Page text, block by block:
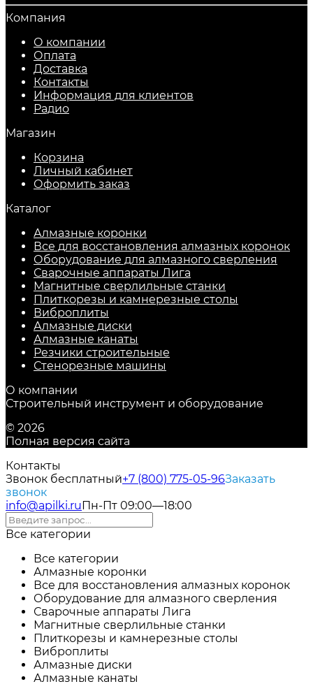
Компания
О компании
Оплата
Доставка
Контакты
Информация для клиентов
Радио
Магазин
Корзина
Личный кабинет
Оформить заказ
Каталог
Алмазные коронки
Все для восстановления алмазных коронок
Оборудование для алмазного сверления
Сварочные аппараты Лига
Магнитные сверлильные станки
Плиткорезы и камнерезные столы
Виброплиты
Алмазные диски
Алмазные канаты
Резчики строительные
Стенорезные машины
О компании
Строительный инструмент и оборудование
© 2026
Полная версия сайта
Контакты
Звонок бесплатный+7 (800) 775-05-96Заказать
звонок
info@apilki.ru Пн-Пт 09:00—18:00
Все категории
Все категории
Алмазные коронки
Все для восстановления алмазных коронок
Оборудование для алмазного сверления
Сварочные аппараты Лига
Магнитные сверлильные станки
Плиткорезы и камнерезные столы
Виброплиты
Алмазные диски
Алмазные канаты